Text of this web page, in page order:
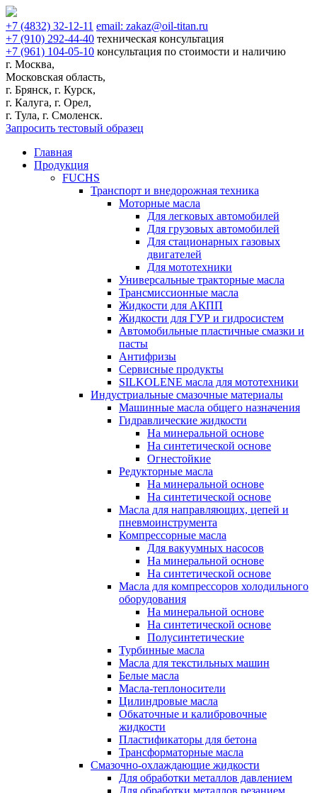
+7 (4832) 32-12-11 email: zakaz@oil-titan.ru
+7 (910) 292-44-40 техническая консультация
+7 (961) 104-05-10 консультация по стоимости и наличию
г. Москва,
Московская область,
г. Брянск, г. Курск,
г. Калуга, г. Орел,
г. Тула, г. Смоленск.
Запросить тестовый образец
Главная
Продукция
FUCHS
Транспорт и внедорожная техника
Моторные масла
Для легковых автомобилей
Для грузовых автомобилей
Для стационарных газовых
двигателей
Для мототехники
Универсальные тракторные масла
Трансмиссионные масла
Жидкости для АКПП
Жидкости для ГУР и гидросистем
Автомобильные пластичные смазки и
пасты
Антифризы
Сервисные продукты
SILKOLENE масла для мототехники
Индустриальные смазочные материалы
Машинные масла общего назначения
Гидравлические жидкости
На минеральной основе
На синтетической основе
Огнестойкие
Редукторные масла
На минеральной основе
На синтетической основе
Масла для направляющих, цепей и
пневмоинструмента
Компрессорные масла
Для вакуумных насосов
На минеральной основе
На синтетической основе
Масла для компрессоров холодильного
оборудования
На минеральной основе
На синтетической основе
Полусинтетические
Турбинные масла
Масла для текстильных машин
Белые масла
Масла-теплоносители
Цилиндровые масла
Обкаточные и калибровочные
жидкости
Пластификаторы для бетона
Трансформаторные масла
Смазочно-охлаждающие жидкости
Для обработки металлов давлением
Для обработки металлов резанием